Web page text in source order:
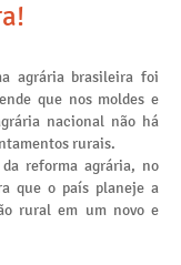
agrária brasileira foi
que nos moldes e
nacional não há
rurais.
reforma agrária, no
que o país planeje a
rural em um novo e